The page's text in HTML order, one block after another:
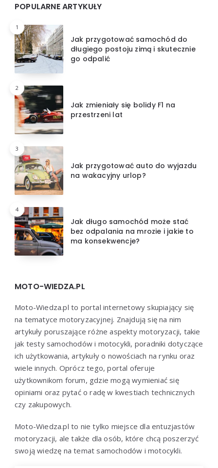
POPULARNE ARTYKUŁY
1
Jak przygotować samochód do
długiego postoju zimą i skutecznie
go odpalić
2
Jak zmieniały się bolidy F1 na
przestrzeni lat
3
Jak przygotować auto do wyjazdu
na wakacyjny urlop?
4
Jak długo samochód może stać
bez odpalania na mrozie i jakie to
ma konsekwencje?
MOTO-WIEDZA.PL
Moto-Wiedza.pl to portal internetowy skupiający się
na tematyce motoryzacyjnej. Znajdują się na nim
artykuły poruszające różne aspekty motoryzacji, takie
jak testy samochodów i motocykli, poradniki dotyczące
ich użytkowania, artykuły o nowościach na rynku oraz
wiele innych. Oprócz tego, portal oferuje
użytkownikom forum, gdzie mogą wymieniać się
opiniami oraz pytać o radę w kwestiach technicznych
czy zakupowych.
Moto-Wiedza.pl to nie tylko miejsce dla entuzjastów
motoryzacji, ale także dla osób, które chcą poszerzyć
swoją wiedzę na temat samochodów i motocykli.